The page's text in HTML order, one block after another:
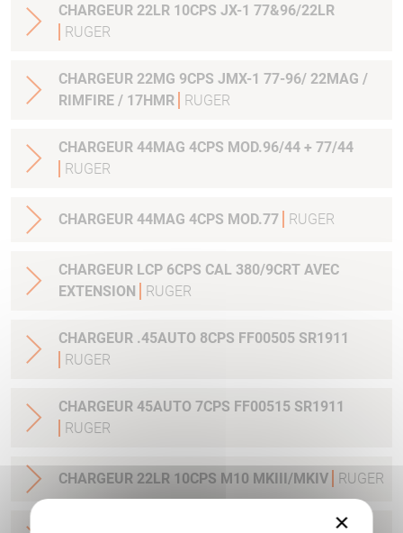
CHARGEUR 22LR 10CPS JX-1 77&96/22LR
RUGER
CHARGEUR 22MG 9CPS JMX-1 77-96/ 22MAG /
RIMFIRE / 17HMR
RUGER
CHARGEUR 44MAG 4CPS MOD.96/44 + 77/44
RUGER
CHARGEUR 44MAG 4CPS MOD.77 RUGER
CHARGEUR LCP 6CPS CAL 380/9CRT AVEC
EXTENSION
RUGER
CHARGEUR .45AUTO 8CPS FF00505 SR1911
RUGER
CHARGEUR 45AUTO 7CPS FF00515 SR1911
RUGER
CHARGEUR 22LR 10CPS M10 MKIII/MKIV RUGER
CHARGEUR 45 AUTO 10CPS AMERICAN PISTOL
×